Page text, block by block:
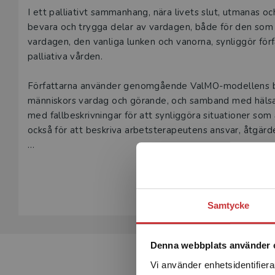
Samtycke
Denna webbplats använder
Vi använder
Beskrivning
I ett palliativt sammanhang, nära livets slut, utmanas
bevara och trygga delar av vardagen, både för den
vardagen, den vanliga lunken och vanorna, synliggör
palliativa vården.
Författarna använder genomgående ValMO-
människors vardag och görande, och samband med
med fallbeskrivningar för att synliggöra situationer
också för att beskriva arbetsterapeutens ansvar,